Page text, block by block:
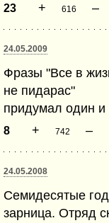
23 + 616 –
24.05.2009
Фразы "Все в
не пидaрас"
придумал один и
8 + 742 –
24.05.2008
Семидесятые
зарница. Отряд